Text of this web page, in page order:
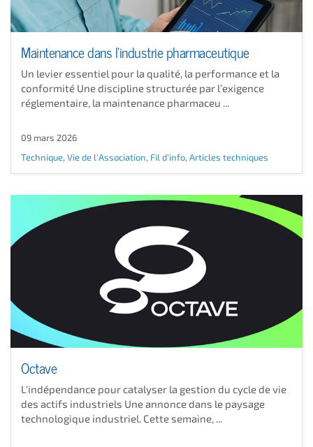
Maintenance dans l'industrie pharmaceutique
Un levier essentiel pour la qualité, la performance et la
conformité Une discipline structurée par l’exigence
réglementaire, la maintenance pharmaceu ...
09 mars 2026
Technique, Vie de l'Association, Fil d'info, Articles techniques
Octave
L'indépendance pour catalyser la gestion du cycle de vie
des actifs industriels Une annonce dans le paysage
technologique industriel. Cette semaine, ...